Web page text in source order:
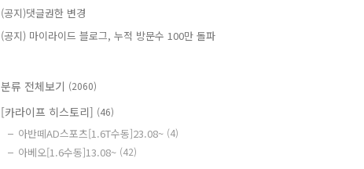
(공지)댓글권한 변경
(공지) 마이라이드 블로그, 누적 방문수 100만 돌파
분류 전체보기 (2060)
[카라이프 히스토리] (46)
아반떼AD스포츠[1.6T수동]23.08~ (4)
아베오[1.6수동]13.08~ (42)